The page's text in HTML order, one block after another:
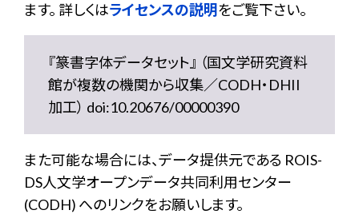
ます。 詳しくはライセンスの説明をご覧下さい。
『篆書字体データセット』 （国文学研究資料
館が複数の機関から収集／CODH・DHII
加工） doi:10.20676/00000390
また可能な場合には、データ提供元である ROIS-
DS人文学オープンデータ共同利用センター
(CODH) へのリンクをお願いします。